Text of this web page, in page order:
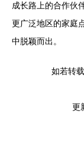
成长路上的合作伙
更广泛地区的家庭
中脱颖而出。
如若转
更